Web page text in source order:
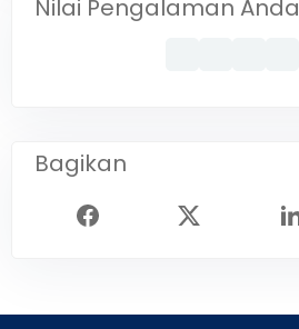
Nilai Pengalaman Anda
Bagikan